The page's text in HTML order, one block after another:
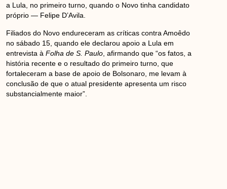
a Lula, no primeiro turno, quando o Novo tinha candidato
próprio — Felipe D’Avila.
Filiados do Novo endureceram as críticas contra Amoêdo
no sábado 15, quando ele declarou apoio a Lula em
entrevista àFolha de S. Paulo , afirmando que “os fatos, a
história recente e o resultado do primeiro turno, que
fortaleceram a base de apoio de Bolsonaro, me levam à
conclusão de que o atual presidente apresenta um risco
substancialmente maior”.